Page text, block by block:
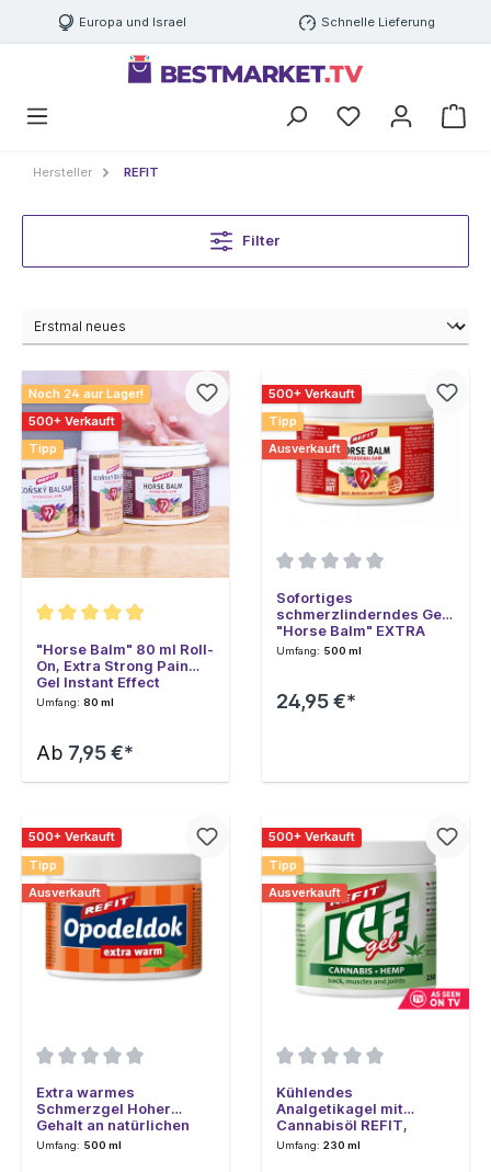
Europa und Israel Schnelle Lieferung
Hersteller REFIT
Filter
Noch 24 aur Lager!
500+ Verkauft
Tipp
"Horse Balm" 80 ml Roll-
On, Extra Strong Pain
Gel Instant Effect
Umfang: 80 ml
Ab 7,95 €*
500+ Verkauft
Tipp
Ausverkauft
Sofortiges
schmerzlinderndes Gel
"Horse Balm" EXTRA
HOT, 500 ml
Umfang: 500 ml
24,95 €*
500+ Verkauft
Tipp
Ausverkauft
Extra warmes
Schmerzgel Hoher
Gehalt an natürlichen
Extrakten REFIT, 500ml
Umfang: 500 ml
500+ Verkauft
Tipp
Ausverkauft
Kühlendes
Analgetikagel mit
Cannabisöl REFIT,
230ml
Umfang: 230 ml